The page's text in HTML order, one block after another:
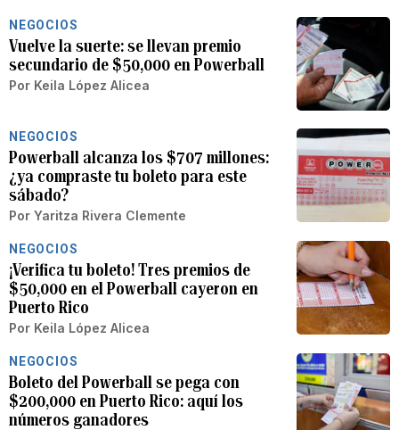
NEGOCIOS
Vuelve la suerte: se llevan premio
secundario de $50,000 en Powerball
Por Keila López Alicea
NEGOCIOS
Powerball alcanza los $707 millones:
¿ya compraste tu boleto para este
sábado?
Por Yaritza Rivera Clemente
NEGOCIOS
¡Verifica tu boleto! Tres premios de
$50,000 en el Powerball cayeron en
Puerto Rico
Por Keila López Alicea
NEGOCIOS
Boleto del Powerball se pega con
$200,000 en Puerto Rico: aquí los
números ganadores